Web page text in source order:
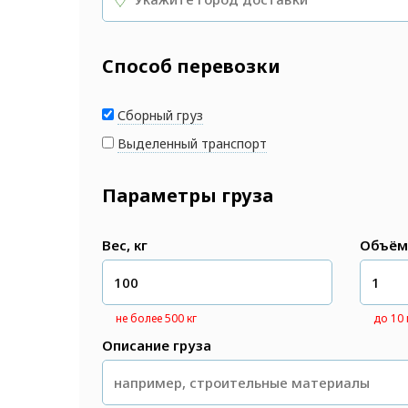
Способ перевозки
Сборный груз
Выделенный транспорт
Параметры груза
Вес, кг
не более 500 кг до 10
Описание груза